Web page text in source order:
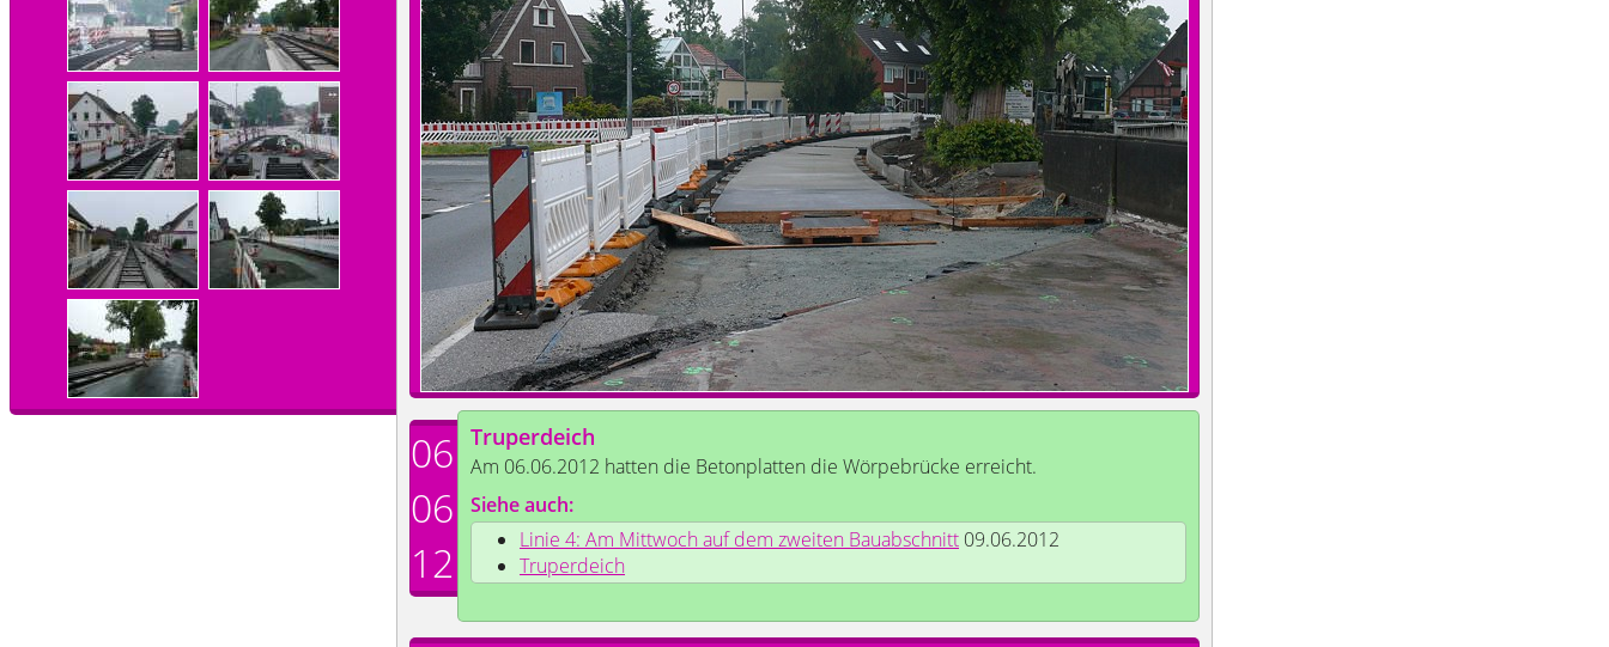
06
06
12
Truperdeich
Am 06.06.2012 hatten die Betonplatten die Wörpebrücke erreicht.
Siehe auch:
Linie 4: Am Mittwoch auf dem zweiten Bauabschnitt 09.06.2012
Truperdeich